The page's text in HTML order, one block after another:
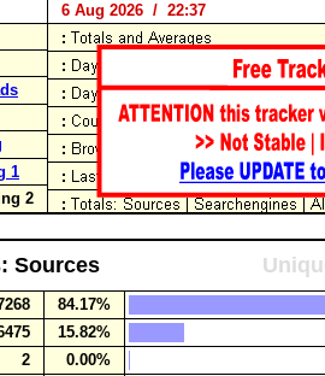
6 Aug 2026 / 22:37
1
2
Sources
84.17%
15.82%
2
0.00%